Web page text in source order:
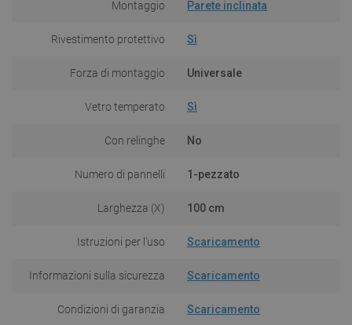
Montaggio Parete inclinata
Rivestimento protettivo Sì
Forza di montaggio Universale
Vetro temperato Sì
Con relinghe No
Numero di pannelli 1-pezzato
Larghezza (X) 100 cm
Istruzioni per l'uso Scaricamento
Informazioni sulla sicurezza Scaricamento
Condizioni di garanzia Scaricamento